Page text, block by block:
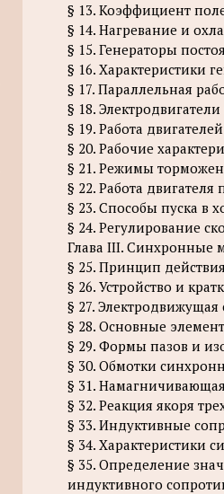
§ 13. Коэффициент
§ 14. Нагревание и
§ 15. Генераторы
§ 16. Характеристики
§ 17. Параллельная
§ 18.
§ 19. Работа
§ 20. Рабочие
§ 21. Режимы
§ 22. Работа
§ 23. Способы пуска в
§ 24. Регулирование
Глава III. Синхронные
§ 25. Принцип
§ 26. Устройство и
§ 27.
§ 28. Основные
§ 29. Формы пазов и
§ 30. Обмотки
§ 31.
§ 32. Реакция якоря
§ 33. Индуктивные
§ 34. Характеристики
§ 35. Определение
индуктивного